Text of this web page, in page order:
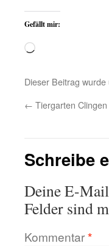
Gefällt mir:
Wird
Dieser Beitrag wurde
← Tiergarten Clingen
Schreibe
Deine E-
Felder sind
Kommentar*